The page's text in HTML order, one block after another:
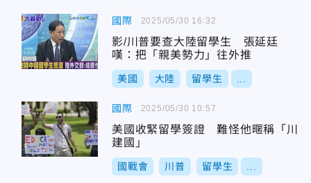
國際
影/川普要查大陸留學生 張延廷
嘆：把「親美勢力」往外推
美國 大陸 留學生
2025/05/30 16:32
國際
美國收緊留學簽證 難怪他暱稱「川
建國」
國戰會 川普 留學生
2025/05/30 10:57